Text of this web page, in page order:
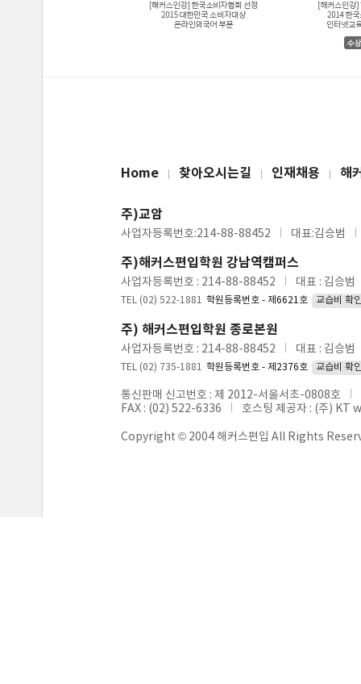
Home 찾아오시는길 인재채용 해
주)교암
사업자등록번호:214-88-88452 대표:김승범
주)해커스편입학원 강남역캠퍼스
사업자등록번호 : 214-88-88452 대표 : 김승범
TEL (02) 522-1881 학원등록번호 - 제6621호 교습비 확
주) 해커스편입학원 종로본원
사업자등록번호 : 214-88-88452 대표 : 김승범
TEL (02) 735-1881 학원등록번호 - 제2376호 교습비 확
통신판매 신고번호 : 제 2012-서울서초-0808호
FAX : (02) 522-6336
호스팅 제공자 : (주)
Copyright © 2004 해커스편입 All Rights